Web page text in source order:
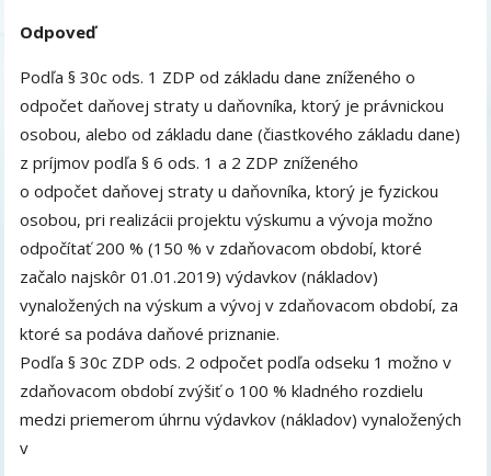
Odpoveď
Podľa § 30c ods. 1 ZDP od základu dane zníženého o
odpočet daňovej straty u daňovníka, ktorý je právnickou
osobou, alebo od základu dane (čiastkového základu dane)
z príjmov podľa § 6 ods. 1 a 2 ZDP zníženého
o odpočet daňovej straty u daňovníka, ktorý je fyzickou
osobou, pri realizácii projektu výskumu a vývoja možno
odpočítať 200 % (150 % v zdaňovacom období, ktoré
začalo najskôr 01.01.2019) výdavkov (nákladov)
vynaložených na výskum a vývoj v zdaňovacom období, za
ktoré sa podáva daňové priznanie.
Podľa § 30c ZDP ods. 2 odpočet podľa odseku 1 možno v
zdaňovacom období zvýšiť o 100 % kladného rozdielu
medzi priemerom úhrnu výdavkov (nákladov) vynaložených
v